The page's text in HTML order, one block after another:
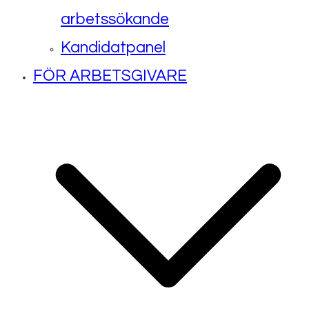
arbetssökande
Kandidatpanel
FÖR ARBETSGIVARE